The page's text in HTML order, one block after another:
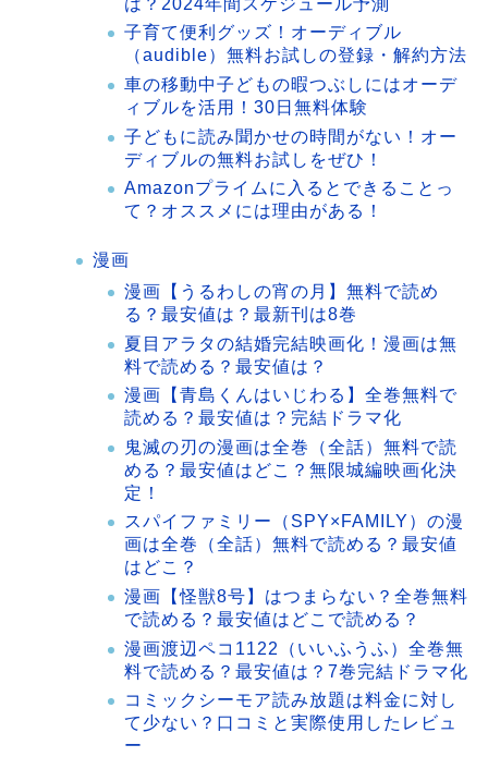
子育て便利グッズ！オーディブル
（audible）無料お試しの登録・解約方法
車の移動中子どもの暇つぶしにはオーデ
ィブルを活用！30日無料体験
子どもに読み聞かせの時間がない！オー
ディブルの無料お試しをぜひ！
Amazonプライムに入るとできることっ
て？オススメには理由がある！
漫画
漫画【うるわしの宵の月】無料で読め
る？最安値は？最新刊は8巻
夏目アラタの結婚完結映画化！漫画は無
料で読める？最安値は？
漫画【青島くんはいじわる】全巻無料で
読める？最安値は？完結ドラマ化
鬼滅の刃の漫画は全巻（全話）無料で読
める？最安値はどこ？無限城編映画化決
定！
スパイファミリー（SPY×FAMILY）の漫
画は全巻（全話）無料で読める？最安値
はどこ？
漫画【怪獣8号】はつまらない？全巻無料
で読める？最安値はどこで読める？
漫画渡辺ペコ1122（いいふうふ）全巻無
料で読める？最安値は？7巻完結ドラマ化
コミックシーモア読み放題は料金に対し
て少ない？口コミと実際使用したレビュ
ー